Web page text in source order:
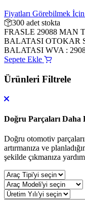
Fiyatları Görebilmek İçin
300 adet stokta
FRASLE 29088 MAN
BALATASI OTOKAR
BALATASI WVA :
Sepete Ekle
Ürünleri Filtrele
Doğru Parçaları Daha
Doğru otomotiv
artırmanıza ve
şekilde çıkmanıza